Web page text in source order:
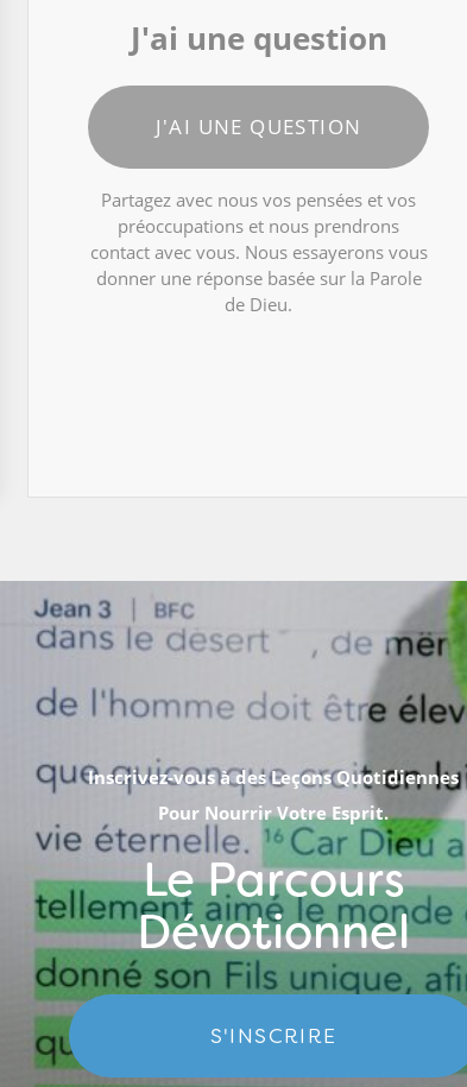
J'ai une question
J'AI UNE QUESTION
Partagez avec nous vos pensées et vos
préoccupations et nous prendrons
contact avec vous. Nous essayerons vous
donner une réponse basée sur la Parole
de Dieu.
Inscrivez-vous à des Leçons Quotidiennes
Pour Nourrir Votre Esprit.
Le Parcours
Dévotionnel
S'INSCRIRE